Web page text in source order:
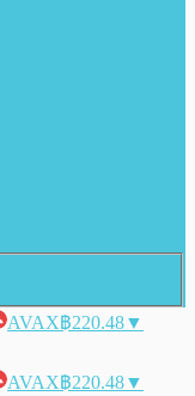
AVAX฿220.48▼
AVAX฿220.48▼